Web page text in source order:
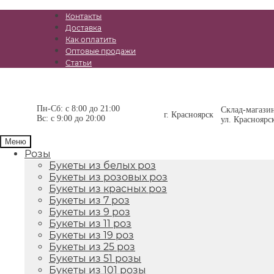
Контакты
Доставка
Как оплатить
Оптовые продажи
Статьи
навигации
содержимомуПн-Сб: с 8:00 до 21:00
Вс: с 9:00 до 20:00
г. Красноярск
Склад-
ул.
Меню
Розы
Букеты из белых роз
Букеты из розовых роз
Букеты из красных роз
Букеты из 7 роз
Букеты из 9 роз
Букеты из 11 роз
Букеты из 19 роз
Букеты из 25 роз
Букеты из 51 розы
Букеты из 101 розы